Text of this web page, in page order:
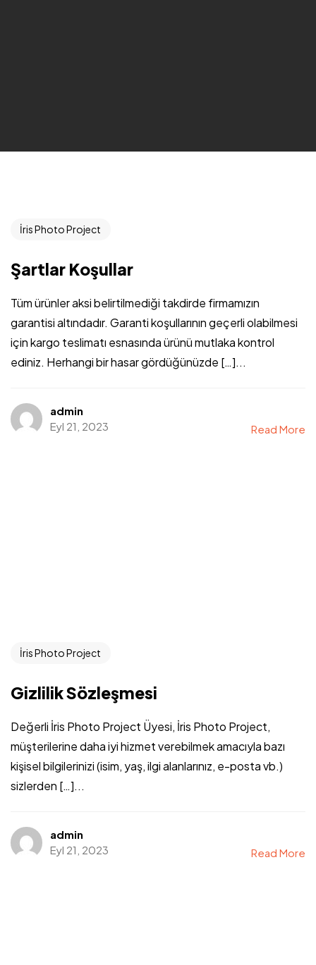
İris Photo Project
Şartlar Koşullar
Tüm ürünler aksi belirtilmediği takdirde firmamızın
garantisi altındadır. Garanti koşullarının geçerli olabilmesi
için kargo teslimatı esnasında ürünü mutlaka kontrol
ediniz. Herhangi bir hasar gördüğünüzde […]...
admin
Eyl 21, 2023
Read More
İris Photo Project
Gizlilik Sözleşmesi
Değerli İris Photo Project Üyesi, İris Photo Project,
müşterilerine daha iyi hizmet verebilmek amacıyla bazı
kişisel bilgilerinizi (isim, yaş, ilgi alanlarınız, e-posta vb.)
sizlerden […]...
admin
Eyl 21, 2023
Read More